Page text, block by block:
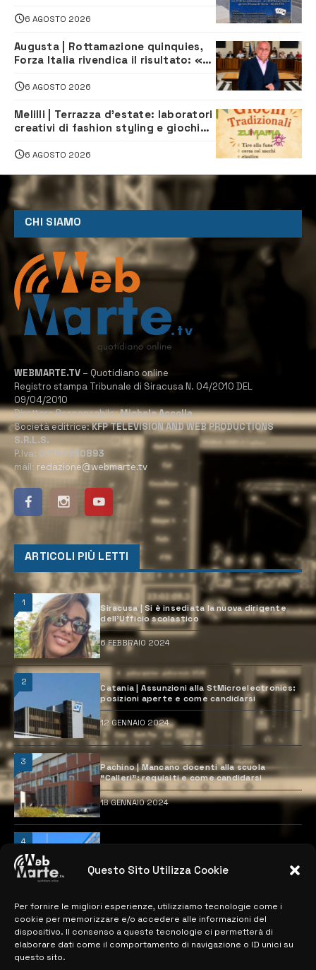
Questo Sito Utilizza Cookie
Per fornire le migliori esperienze, utilizziamo tecnologie come i
cookie per memorizzare e/o accedere alle informazioni del
dispositivo. Il consenso a queste tecnologie ci permetterà di
elaborare dati come il comportamento di navigazione o ID unici su
questo sito.
6 AGOSTO 2026
Augusta | Rottamazione quinquies,
Forza Italia rivendica il risultato: «La
6 AGOSTO 2026
Melilli | Terrazza d’estate: laboratori
creativi di fashion styling e giochi
iscriversi
6 AGOSTO 2026
CHI SIAMO
WEBMARTE.TV – Quotidiano online
Registro stampa Tribunale di Siracusa N. 04/2010 DEL
09/04/2010
Direttore Responsabile:Michele Accolla
Società editrice:KFP TELEVISION AND WEB PRODUCTIONS
S.R.L.S.
P.Iva: 02184950893
mail: redazione@webmarte.tv
ARTICOLI PIÙ LETTI
1
Siracusa | Si è insediata la nuova dirigente
dell’Ufficio scolastico
6 FEBBRAIO 2024
2
Catania | Assunzioni alla StMicroelectronics:
posizioni aperte e come candidarsi
12 GENNAIO 2024
3
Pachino | Mancano docenti alla scuola
“Calleri”: requisiti e come candidarsi
18 GENNAIO 2024
4
previste
MAPPA DEL SITO